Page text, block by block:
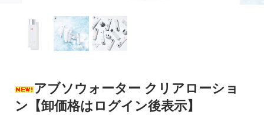
アブソウォーター クリアローショ
ン【卸価格はログイン後表示】